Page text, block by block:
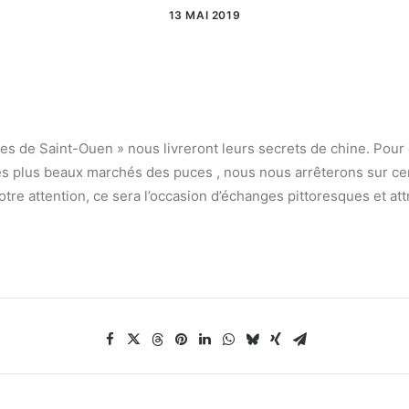
13 MAI 2019
de Saint-Ouen » nous livreront leurs secrets de chine.
plus beaux marchés des puces , nous nous arrêterons sur
attention, ce sera l’occasion d’échanges pittoresques et